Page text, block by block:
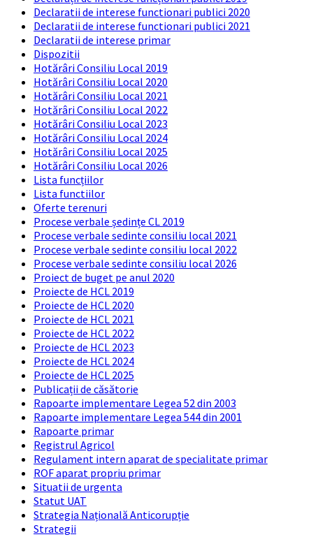
Declaratii de interese functionari publici 2020
Declaratii de interese functionari publici 2021
Declaratii de interese primar
Dispozitii
Hotărâri Consiliu Local 2019
Hotărâri Consiliu Local 2020
Hotărâri Consiliu Local 2021
Hotărâri Consiliu Local 2022
Hotărâri Consiliu Local 2023
Hotărâri Consiliu Local 2024
Hotărâri Consiliu Local 2025
Hotărâri Consiliu Local 2026
Lista funcțiilor
Lista functiilor
Oferte terenuri
Procese verbale ședințe CL 2019
Procese verbale sedinte consiliu local 2021
Procese verbale sedinte consiliu local 2022
Procese verbale sedinte consiliu local 2026
Proiect de buget pe anul 2020
Proiecte de HCL 2019
Proiecte de HCL 2020
Proiecte de HCL 2021
Proiecte de HCL 2022
Proiecte de HCL 2023
Proiecte de HCL 2024
Proiecte de HCL 2025
Publicații de căsătorie
Rapoarte implementare Legea 52 din 2003
Rapoarte implementare Legea 544 din 2001
Rapoarte primar
Registrul Agricol
Regulament intern aparat de specialitate primar
ROF aparat propriu primar
Situatii de urgenta
Statut UAT
Strategia Națională Anticorupție
Strategii